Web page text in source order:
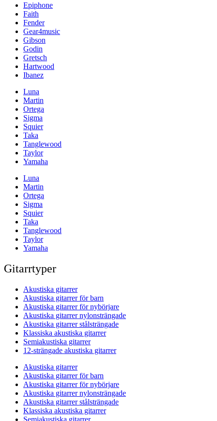
Epiphone
Faith
Fender
Gear4music
Gibson
Godin
Gretsch
Hartwood
Ibanez
Luna
Martin
Ortega
Sigma
Squier
Taka
Tanglewood
Taylor
Yamaha
Luna
Martin
Ortega
Sigma
Squier
Taka
Tanglewood
Taylor
Yamaha
Gitarrtyper
Akustiska gitarrer
Akustiska gitarrer för barn
Akustiska gitarrer för nybörjare
Akustiska gitarrer nylonsträngade
Akustiska gitarrer stålsträngade
Klassiska akustiska gitarrer
Semiakustiska gitarrer
12-strängade akustiska gitarrer
Akustiska gitarrer
Akustiska gitarrer för barn
Akustiska gitarrer för nybörjare
Akustiska gitarrer nylonsträngade
Akustiska gitarrer stålsträngade
Klassiska akustiska gitarrer
Semiakustiska gitarrer